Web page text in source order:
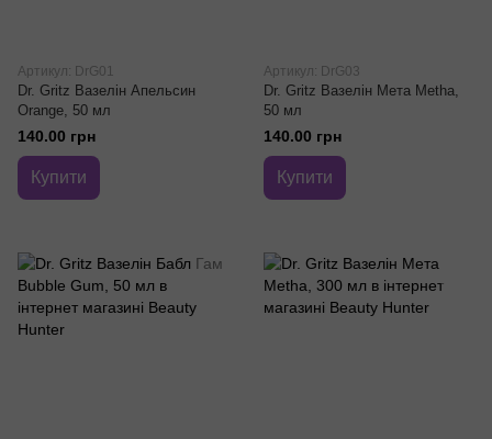
Артикул: DrG01
Dr. Gritz Вазелін Апельсин
Orange, 50 мл
140.00 грн
Купити
Артикул: DrG03
Dr. Gritz Вазелін Мета Metha,
50 мл
140.00 грн
Купити